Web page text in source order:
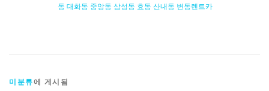
동 대화동 중앙동 삼성동 효동 산내동 변동렌트카
미분류에 게시됨